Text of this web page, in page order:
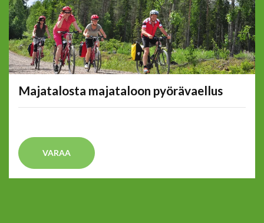
Majatalosta majataloon pyörävaellus
VARAA